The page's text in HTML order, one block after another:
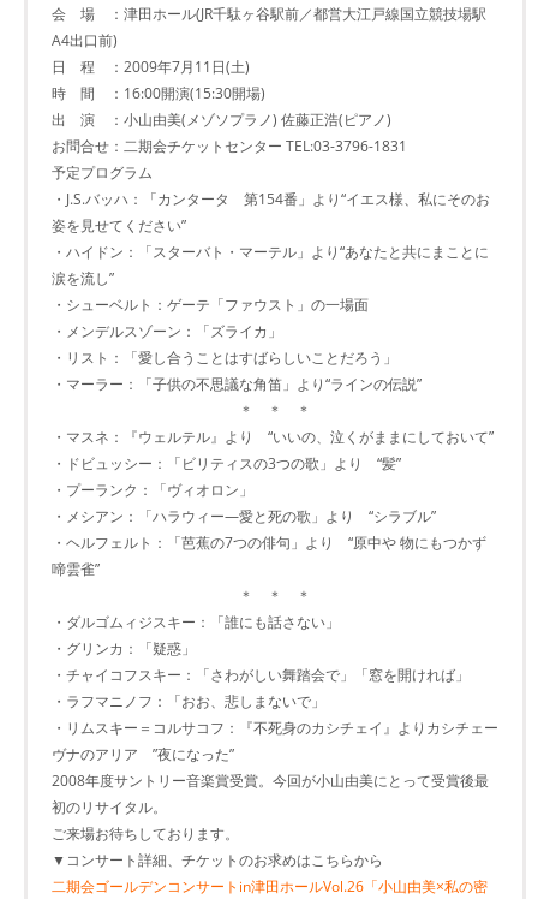
会 場 ：津田ホール(JR千駄ヶ谷駅前／都営大江戸線国立競技場駅
A4出口前)
日 程 ：2009年7月11日(土)
時 間 ：16:00開演(15:30開場)
出 演 ：小山由美(メゾソプラノ) 佐藤正浩(ピアノ)
お問合せ：二期会チケットセンター TEL:03-3796-1831
予定プログラム
・J.S.バッハ：「カンタータ 第154番」より“イエス様、私にそのお
姿を見せてください”
・ハイドン：「スターバト・マーテル」より“あなたと共にまことに
涙を流し”
・シューベルト：ゲーテ「ファウスト」の一場面
・メンデルスゾーン：「ズライカ」
・リスト：「愛し合うことはすばらしいことだろう」
・マーラー：「子供の不思議な角笛」より“ラインの伝説”
＊ ＊ ＊
・マスネ：『ウェルテル』より “いいの、泣くがままにしておいて”
・ドビュッシー：「ビリティスの3つの歌」より “髪”
・プーランク：「ヴィオロン」
・メシアン：「ハラウィー―愛と死の歌」より “シラブル”
・ヘルフェルト：「芭蕉の7つの俳句」より “原中や 物にもつかず
啼雲雀”
＊ ＊ ＊
・ダルゴムィジスキー：「誰にも話さない」
・グリンカ：「疑惑」
・チャイコフスキー：「さわがしい舞踏会で」「窓を開ければ」
・ラフマニノフ：「おお、悲しまないで」
・リムスキー＝コルサコフ：『不死身のカシチェイ』よりカシチェー
ヴナのアリア ”夜になった”
2008年度サントリー音楽賞受賞。今回が小山由美にとって受賞後最
初のリサイタル。
ご来場お待ちしております。
▼コンサート詳細、チケットのお求めはこちらから
二期会ゴールデンコンサートin津田ホールVol.26「小山由美×私の密